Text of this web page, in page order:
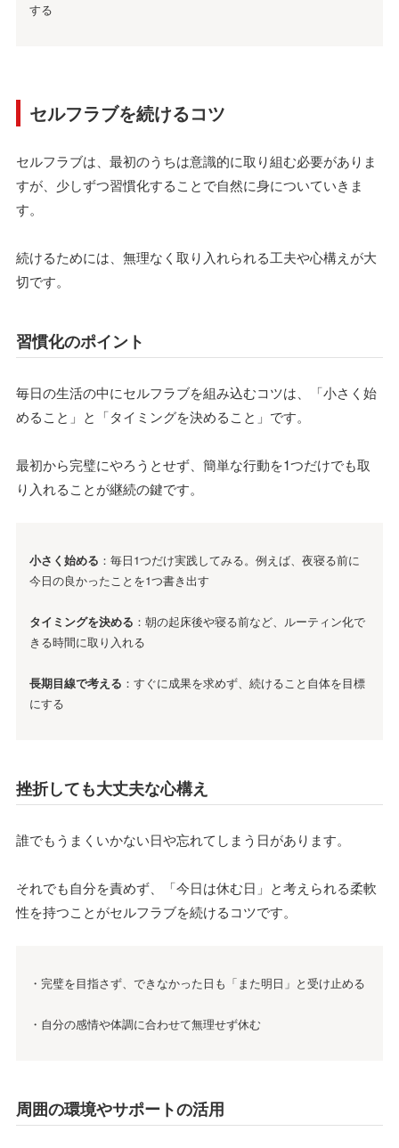
する
セルフラブを続けるコツ
セルフラブは、最初のうちは意識的に取り組む必要がありま
すが、少しずつ習慣化することで自然に身についていきま
す。
続けるためには、無理なく取り入れられる工夫や心構えが大
切です。
習慣化のポイント
毎日の生活の中にセルフラブを組み込むコツは、「小さく始
めること」と「タイミングを決めること」です。
最初から完璧にやろうとせず、簡単な行動を1つだけでも取
り入れることが継続の鍵です。
小さく始める ：毎日1つだけ実践してみる。例えば、夜寝る前に
今日の良かったことを1つ書き出す
タイミングを決める ：朝の起床後や寝る前など、ルーティン化で
きる時間に取り入れる
長期目線で考える ：すぐに成果を求めず、続けること自体を目標
にする
挫折しても大丈夫な心構え
誰でもうまくいかない日や忘れてしまう日があります。
それでも自分を責めず、「今日は休む日」と考えられる柔軟
性を持つことがセルフラブを続けるコツです。
・完璧を目指さず、できなかった日も「また明日」と受け止める
・自分の感情や体調に合わせて無理せず休む
周囲の環境やサポートの活用